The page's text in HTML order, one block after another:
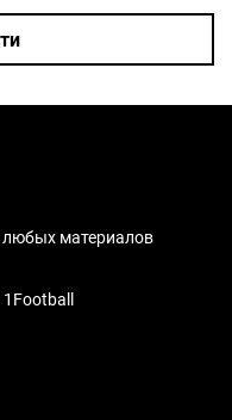
любых материалов